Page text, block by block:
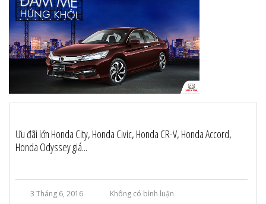
Ưu đãi lớn Honda City, Honda Civic, Honda CR-V, Honda Accord,
Honda Odyssey giá...
3 Tháng 6, 2016 Không có bình luận